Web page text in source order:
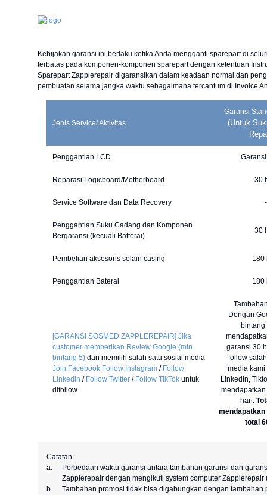
Kebijakan garansi ini berlaku ketika Anda mengganti sparepart di
terbatas pada komponen-komponen sparepart dengan ketentuan
Sparepart Zapplerepair digaransikan dalam keadaan normal dan
pembuatan selama jangka waktu sebagaimana tercantum di Invoice
Jenis Service/ Aktivitas
Garansi
(Untuk
Penggantian LCD
Reparasi Logicboard/Motherboard 30
Service Software dan Data Recovery -
Penggantian Suku Cadang dan Komponen
Bergaransi (kecuali Batterai)
30
Pembelian aksesoris selain casing 180
Penggantian Baterai 180
[GARANSI SOSMED ZAPPLEREPAIR] Jika
customer memberikan Review Google (min.
bintang 5)dan memilih salah satu sosial media
Join Facebook Follow Instagram/ Follow
Linkedin / Follow Twitter/ Follow TikTokuntuk
difollow
Dengan
bintang
garansi 30
follow
media kami
LinkedIn,
hari.
total
Catatan:
a.
Perbedaan waktu garansi antara tambahan garansi dan
Zapplerepair dengan mengikuti system computer
b.
Tambahan promosi tidak bisa digabungkan dengan tambahan